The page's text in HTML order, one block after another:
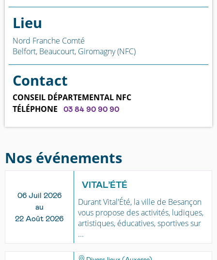
Lieu
Nord Franche Comté
Belfort, Beaucourt, Giromagny (NFC)
Contact
CONSEIL DÉPARTEMENTAL NFC
TÉLÉPHONE
03 84 90 90 90
Nos événements
06 Juil 2026
au
22 Août 2026
VITAL’ÉTÉ
Durant Vital'Été, la ville de Besançon
vous propose des activités, ludiques,
artistiques, éducatives, sportives sur
...